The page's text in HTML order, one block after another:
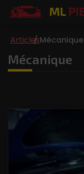
ArticlesMécanique
Mécanique